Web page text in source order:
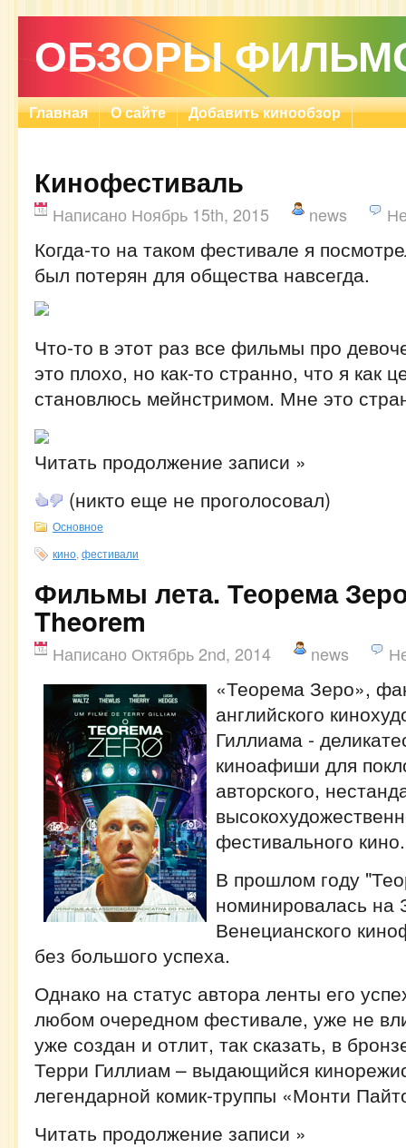
ОБЗОРЫ
Главная О сайте Добавить кинообзор
Кинофестиваль
Написано Ноябрь 15th, 2015 news
Когда-то на таком фестивале я
был потерян для общества навсегда.
Что-то в этот раз все фильмы про
это плохо, но как-то странно, что я как
становлюсь мейнстримом. Мне это
Читать продолжение записи »
(никто еще не проголосовал)
Основное
кино фестивали
Фильмы лета. Теорема
Theorem
Написано Октябрь 2nd, 2014 news
«Теорема Зеро»,
английского
Гиллиама -
киноафиши для
авторского,
фестивального кино.
В прошлом году
номинировалась на
Венецианского
без большого успеха.
Однако на статус автора ленты его
любом очередном фестивале, уже не
уже создан и отлит, так сказать, в
Терри Гиллиам – выдающийся
легендарной комик-труппы «Монти
Читать продолжение записи »